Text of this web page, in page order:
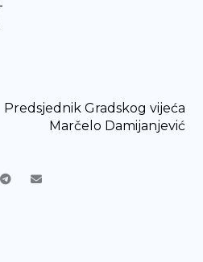
Predsjednik Gradskog vijeća
Marčelo Damijanjević